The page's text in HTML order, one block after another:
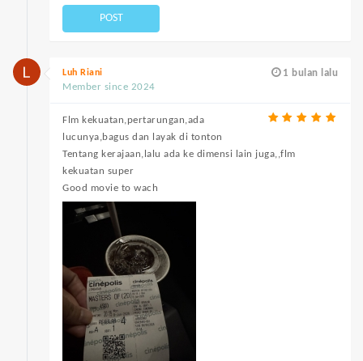
POST
1 bulan lalu
Luh Riani
Member since 2024
Flm kekuatan,pertarungan,ada
lucunya,bagus dan layak di tonton
Tentang kerajaan,lalu ada ke dimensi lain juga,,flm
kekuatan super
Good movie to wach